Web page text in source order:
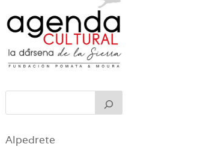
Alpedrete